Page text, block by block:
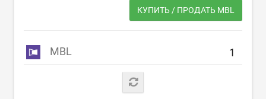
КУПИТЬ / ПРОДАТЬ MBL
MBL